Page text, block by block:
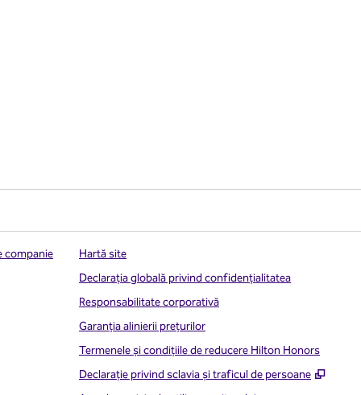
companie
Hartă site
Declarația globală privind confidenţialitatea
Responsabilitate corporativă
Garanția alinierii prețurilor
Termenele și condițiile de reducere Hilton Honors
Declarație privind sclavia și traficul de persoane
,